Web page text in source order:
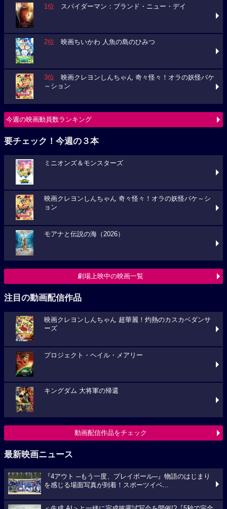
1位 スパイダーマン：ブランド・ニュー・デイ
2位 映画ちいかわ 人魚の島のひみつ
3位 映画クレヨンしんちゃん 奇々怪々！オラの妖怪バケ
～ション
今週の映画動員数ランキング
要チェック！今週の３本
ミニオンズ＆モンスターズ
映画クレヨンしんちゃん 奇々怪々！オラの妖怪バケ～シ
ョン
モアナと伝説の海（2026）
劇場上映中の映画一覧
注目の動画配信作品
映画クレヨンしんちゃん 超華麗！灼熱のカスカベダンサ
ーズ
プロジェクト・ヘイル・メアリー
キングダム 大将軍の帰還
動画配信作品をチェック
最新映画ニュース
『4アウト ─もう一度、プレイボール─』物語のはじまり
を感じる場面写真が到着！スポーツイベ...